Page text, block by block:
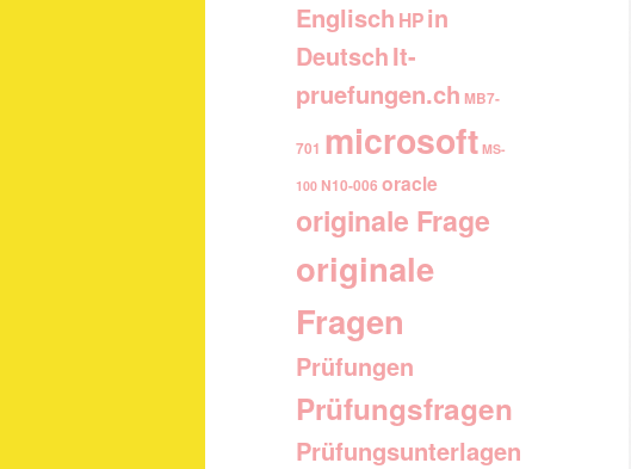
Englisch HPin
DeutschIt-
pruefungen.ch MB7-
701 microsoft MS-
100 N10-006 oracle
originale Frage
originale
Fragen
Prüfungen
Prüfungsfragen
Prüfungsunterlagen